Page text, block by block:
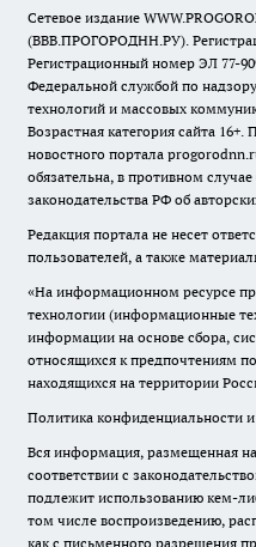
Сетевое издание
(ВВВ.ПРОГОРОДНН.РУ).
Регистрационный номер ЭЛ 77-
Федеральной службой по
технологий и массовых
Возрастная категория сайта
новостного портала
обязательна, в противном
законодательства РФ об
Редакция портала не несет
пользователей, а также
«На информационном ресурсе
технологии (информационные
информации на основе сбора,
относящихся к предпочтениям
находящихся на территории
Политика конфиденциальности
Вся информация, размещенная
соответствии с
подлежит использованию кем-
том числе воспроизведению,
как с письменного разрешения